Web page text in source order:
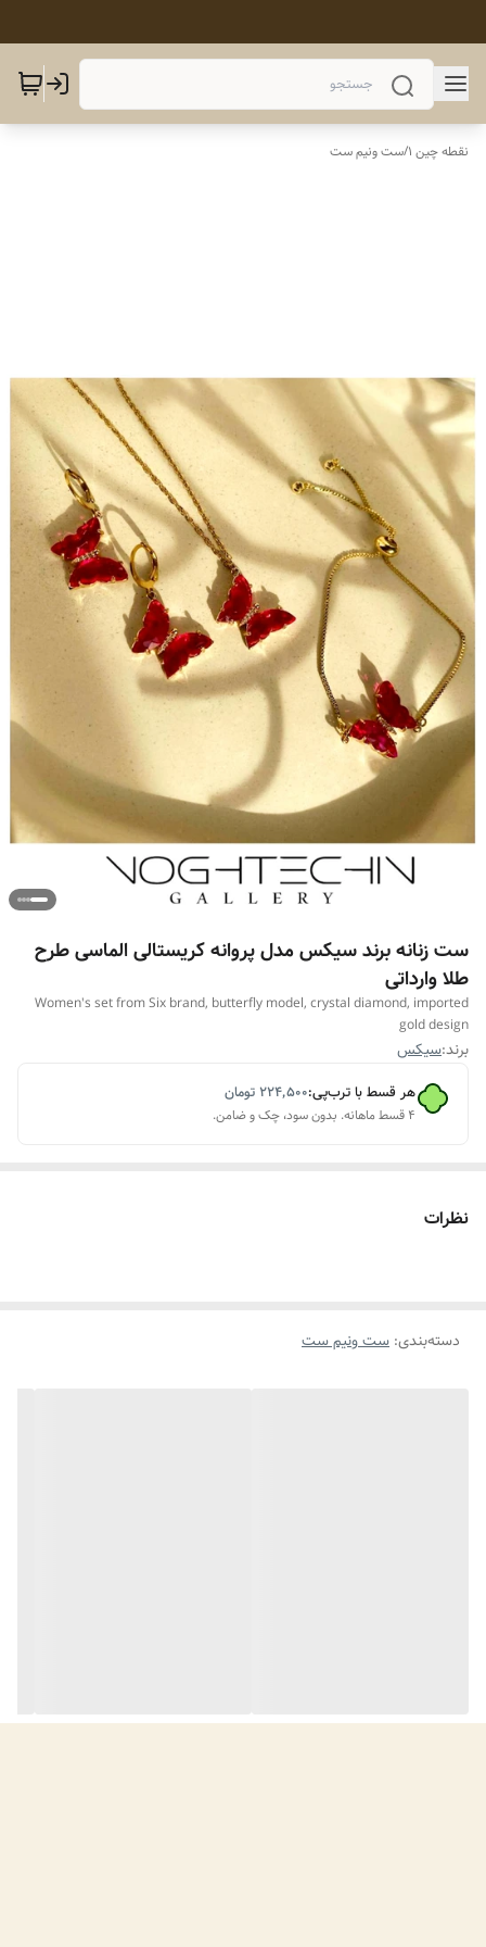
نقطه چین 1 /ست ونیم ست
ست زنانه برند سیکس مدل پروانه کریستالی الماسی طرح
طلا وارداتی
Women's set from Six brand, butterfly model, crystal diamond, imported
gold design
برند:سیکس
هر قسط با ترب‌پی:۲۲۴٬۵۰۰تومان
۴ قسط ماهانه. بدون سود، چک و ضامن.
نظرات
دسته‌بندی: ست ونیم ست